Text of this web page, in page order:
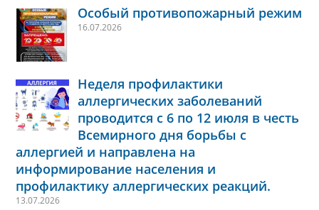
Особый противопожарный режим
16.07.2026
Неделя профилактики
аллергических заболеваний
проводится с 6 по 12 июля в честь
Всемирного дня борьбы с
аллергией и направлена на
информирование населения и
профилактику аллергических реакций.
13.07.2026